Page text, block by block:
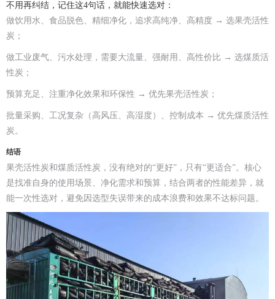
不用再纠结，记住这4句话，就能快速选对：
做饮用水、食品脱色、精细净化，追求高纯净、高精度 → 选果壳活性
炭；
做工业废气、污水处理，需要大流量、强耐用、高性价比 → 选煤质活
性炭；
预算充足、注重净化效果和环保性 → 优先果壳活性炭；
批量采购、工况复杂（高风压、高湿度）、控制成本 → 优先煤质活性
炭。
结语
果壳活性炭和煤质活性炭，没有绝对的“更好”，只有“更适合”。核心
是找准自身的使用场景、净化需求和预算，结合两者的性能差异，就
能一次性选对，避免因选型失误带来的成本浪费和效果不达标问题。